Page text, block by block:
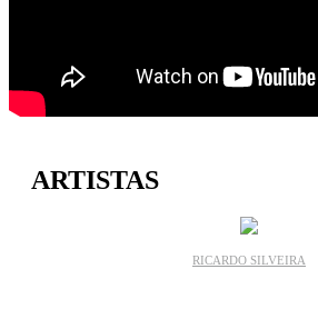
ARTISTAS
RICARDO SILVEIRA